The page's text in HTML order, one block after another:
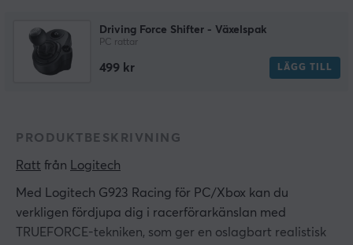
Driving Force Shifter - Växelspak
PC rattar
499 kr LÄGG TILL
PRODUKTBESKRIVNING
Ratt från Logitech
Med Logitech G923 Racing för PC/Xbox kan du
verkligen fördjupa dig i racerförarkänslan med
TRUEFORCE-tekniken, som ger en oslagbart realistisk